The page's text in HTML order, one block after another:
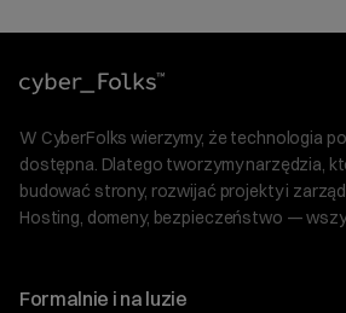
W CyberFolks wierzymy, że technologia
dostępna. Dlatego tworzymy narzędzia,
budować strony, rozwijać projekty i
Hosting, domeny, bezpieczeństwo —
Formalnie i na luzie